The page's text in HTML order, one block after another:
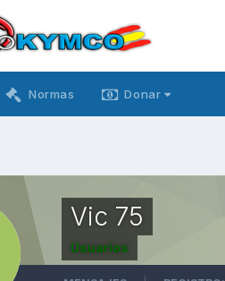
Normas Donar
Vic 75
Usuarios